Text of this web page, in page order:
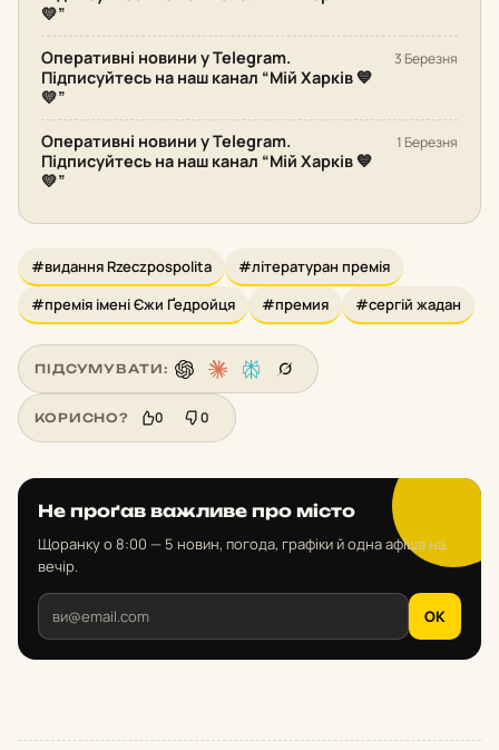
💛”
Оперативні новини у Telegram.
Підписуйтесь на наш канал “Мій Харків 💙
💛”
3 Березня
Оперативні новини у Telegram.
Підписуйтесь на наш канал “Мій Харків 💙
💛”
1 Березня
#видання Rzeczpospolita
#літературан премія
#премія імені Єжи Ґедройця
#премия #сергій жадан
ПІДСУМУВАТИ:
КОРИСНО? 0 0
Не проґав важливе про місто
Щоранку о 8:00 — 5 новин, погода, графіки й одна афіша на
вечір.
OK